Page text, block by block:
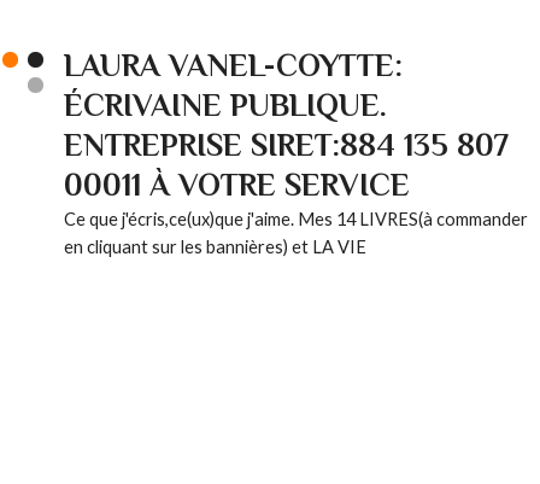
LAURA VANEL-COYTTE:
ÉCRIVAINE PUBLIQUE.
ENTREPRISE SIRET:884 135 807
00011 À VOTRE SERVICE
Ce que j'écris,ce(ux)que j'aime. Mes 14 LIVRES(à commander
en cliquant sur les bannières) et LA VIE